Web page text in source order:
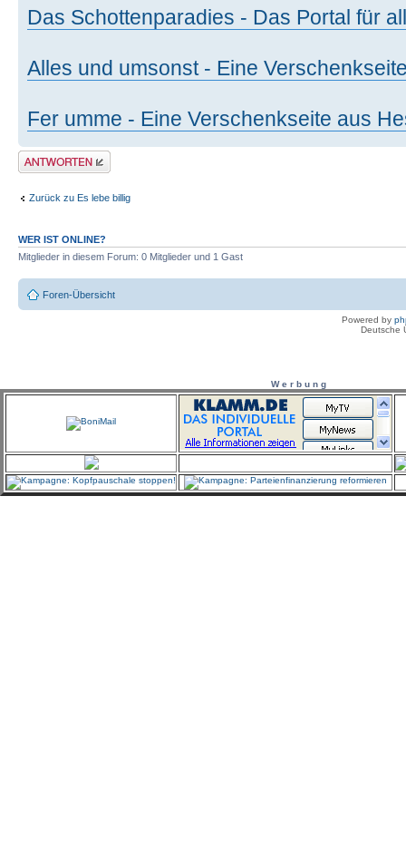
Das Schottenparadies - Das Portal für
Alles und umsonst - Eine
Fer umme - Eine Verschenkseite aus
Antwort erstellen
Zurück zu Es lebe billig
WER IST ONLINE?
Mitglieder in diesem Forum: 0 Mitglieder und 1 Gast
Foren-Übersicht
Powered by
Deutsche
W e r b u n g